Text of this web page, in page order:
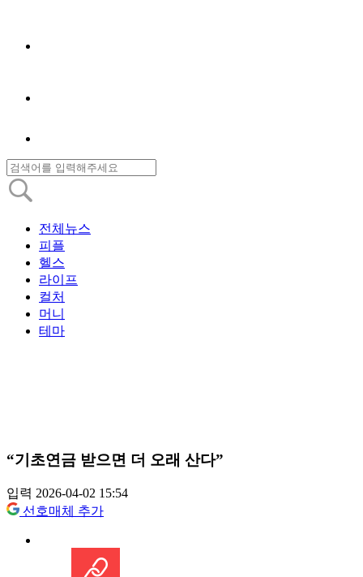
전체뉴스
피플
헬스
라이프
컬처
머니
테마
“기초연금 받으면 더 오래 산다”
입력 2026-04-02 15:54
선호매체 추가